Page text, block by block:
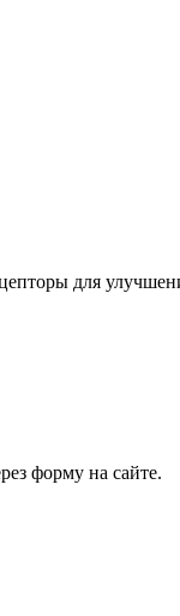
для
форму на сайте.